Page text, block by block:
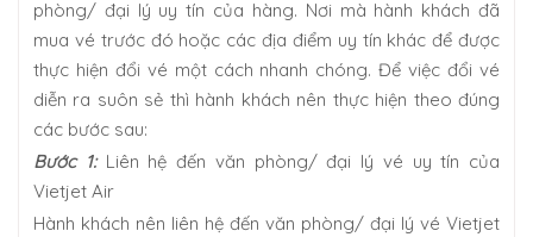
phòng/ đại lý uy tín của hàng. Nơi mà hành khách đã
mua vé trước đó hoặc các địa điểm uy tín khác để được
thực hiện đổi vé một cách nhanh chóng. Để việc đổi vé
diễn ra suôn sẻ thì hành khách nên thực hiện theo đúng
các bước sau:
Bước 1:Liên hệ đến văn phòng/ đại lý vé uy tín của
Vietjet Air
Hành khách nên liên hệ đến văn phòng/ đại lý vé Vietjet